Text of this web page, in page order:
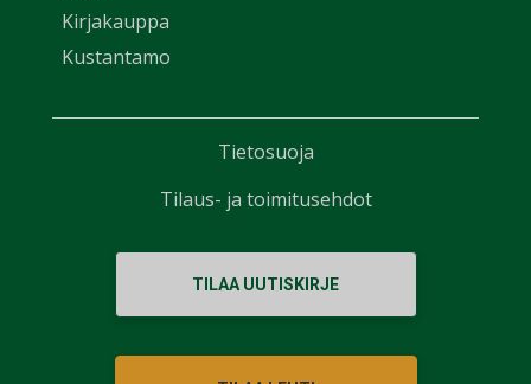
Kirjakauppa
Kustantamo
TILAA UUTISKIRJE
Tietosuoja
Tilaus- ja toimitusehdot